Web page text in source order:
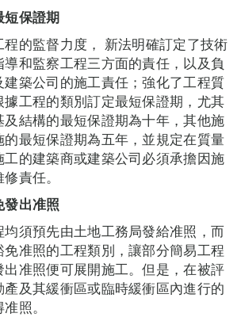
短保證期
的監督力度， 新法明確訂定了技術
導和監察工程三方面的責任，以及負
築公司的施工責任；強化了工程質
工程的類別訂定最短保證期，尤其
結構的最短保證期為十年，其他施
最短保證期為五年，並規定在質量
的建築商或建築公司必須承擔因施
責任。
發出准照
須預先由土地工務局發給准照，而
准照的工程類別，讓部分簡易工程
准照便可展開施工。但是，在被評
及其緩衝區或臨時緩衝區內進行的
照。